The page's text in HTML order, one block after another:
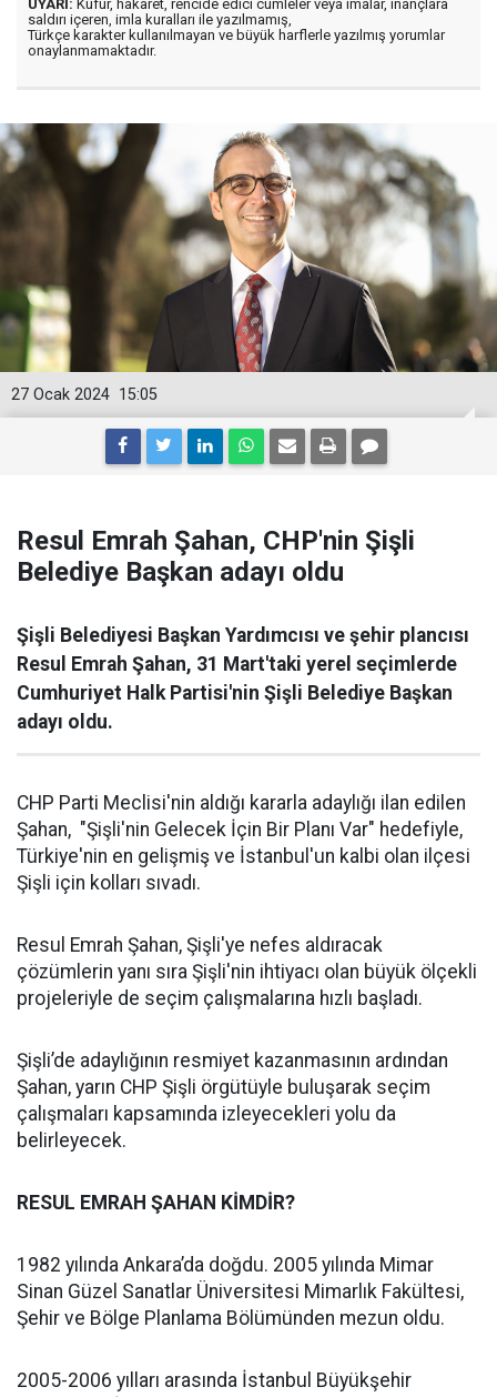
UYARI: Küfür, hakaret, rencide edici cümleler veya imalar, inançlara
saldırı içeren, imla kuralları ile yazılmamış,
Türkçe karakter kullanılmayan ve büyük harflerle yazılmış yorumlar
onaylanmamaktadır.
15:05
27 Ocak 2024
Resul Emrah Şahan, CHP'nin Şişli
Belediye Başkan adayı oldu
Şişli Belediyesi Başkan Yardımcısı ve şehir plancısı
Resul Emrah Şahan, 31 Mart'taki yerel seçimlerde
Cumhuriyet Halk Partisi'nin Şişli Belediye Başkan
adayı oldu.
CHP Parti Meclisi'nin aldığı kararla adaylığı ilan edilen
Şahan, "Şişli'nin Gelecek İçin Bir Planı Var" hedefiyle,
Türkiye'nin en gelişmiş ve İstanbul'un kalbi olan ilçesi
Şişli için kolları sıvadı.
Resul Emrah Şahan, Şişli'ye nefes aldıracak
çözümlerin yanı sıra Şişli'nin ihtiyacı olan büyük ölçekli
projeleriyle de seçim çalışmalarına hızlı başladı.
Şişli’de adaylığının resmiyet kazanmasının ardından
Şahan, yarın CHP Şişli örgütüyle buluşarak seçim
çalışmaları kapsamında izleyecekleri yolu da
belirleyecek.
RESUL EMRAH ŞAHAN KİMDİR?
1982 yılında Ankara’da doğdu. 2005 yılında Mimar
Sinan Güzel Sanatlar Üniversitesi Mimarlık Fakültesi,
Şehir ve Bölge Planlama Bölümünden mezun oldu.
2005-2006 yılları arasında İstanbul Büyükşehir